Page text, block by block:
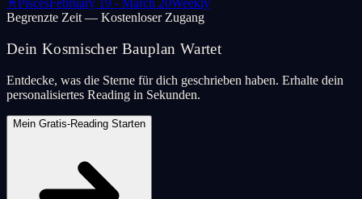
♓PiscesFebruary 19 - March 20Weekly
Begrenzte Zeit — Kostenloser Zugang
Dein Kosmischer Bauplan Wartet
Entdecke, was die Sterne für dich geschrieben haben. Erhalte dein
personalisiertes Reading in Sekunden.
Mein Gratis-Reading Starten